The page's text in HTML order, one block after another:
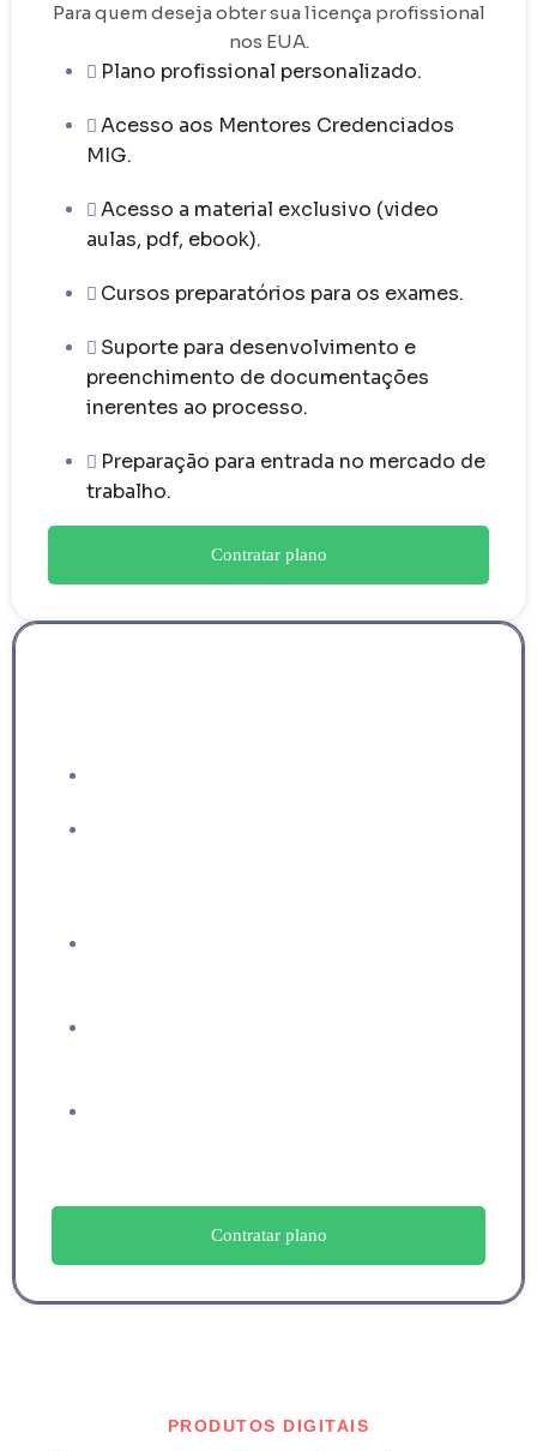
Para quem deseja obter sua licença profissional
nos EUA.
Plano profissional personalizado.
Acesso aos Mentores Credenciados
MIG.
Acesso a material exclusivo (video
aulas, pdf, ebook).
Cursos preparatórios para os exames.
Suporte para desenvolvimento e
preenchimento de documentações
inerentes ao processo.
Preparação para entrada no mercado de
trabalho.
Contratar plano
Contratar plano
PRODUTOS DIGITAIS